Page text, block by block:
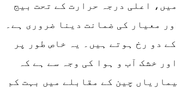
اعلی درجہ حرارت کے تحت بیج
معیار کی ضمانت دینا ضروری ہے۔
دو رخ ہوتے ہیں۔ یہ خاص طور پر
خشک آب و ہوا کی وجہ سے ہے کہ
چین کے مقابلے میں بہت کم